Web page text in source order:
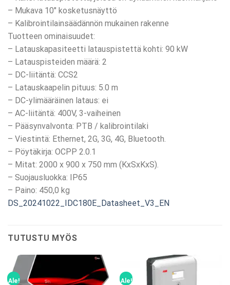
– Mukava 10″ kosketusnäyttö
– Kalibrointilainsäädännön mukainen rakenne
Tuotteen ominaisuudet:
– Latauskapasiteetti latauspistettä kohti: 90 kW
– Latauspisteiden määrä: 2
– DC-liitäntä: CCS2
– Latauskaapelin pituus: 5.0 m
– DC-ylimääräinen lataus: ei
– AC-liitäntä: 400V, 3-vaiheinen
– Pääsynvalvonta: PTB / kalibrointilaki
– Viestintä: Ethernet, 2G, 3G, 4G, Bluetooth.
– Pöytäkirja: OCPP 2.0.1
– Mitat: 2000 x 900 x 750 mm (KxSxKxS).
– Suojausluokka: IP65
– Paino: 450,0 kg
DS_20241022_IDC180E_Datasheet_V3_EN
TUTUSTU MYÖS
Ale! Ale!